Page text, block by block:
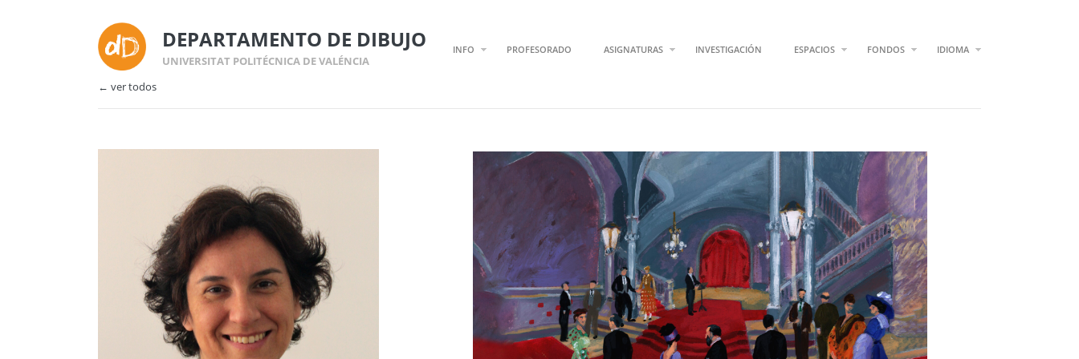
DEPARTAMENTO DE DIBUJO
UNIVERSITAT POLITÉCNICA DE VALÉNCIA
INFO PROFESORADO ASIGNATURAS INVESTIGACIÓN ESPACIOS FONDOS IDIOMA
← ver todos